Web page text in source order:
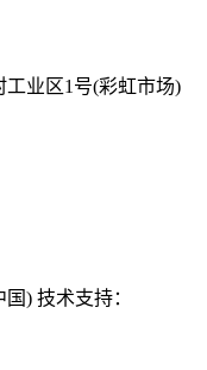
业区1号(彩虹市场)
) 技术支持：